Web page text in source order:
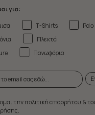
για:
T-Shirts
Polo
Πλεκτά
Πανωφόρια
την πολιτική απορρήτου &